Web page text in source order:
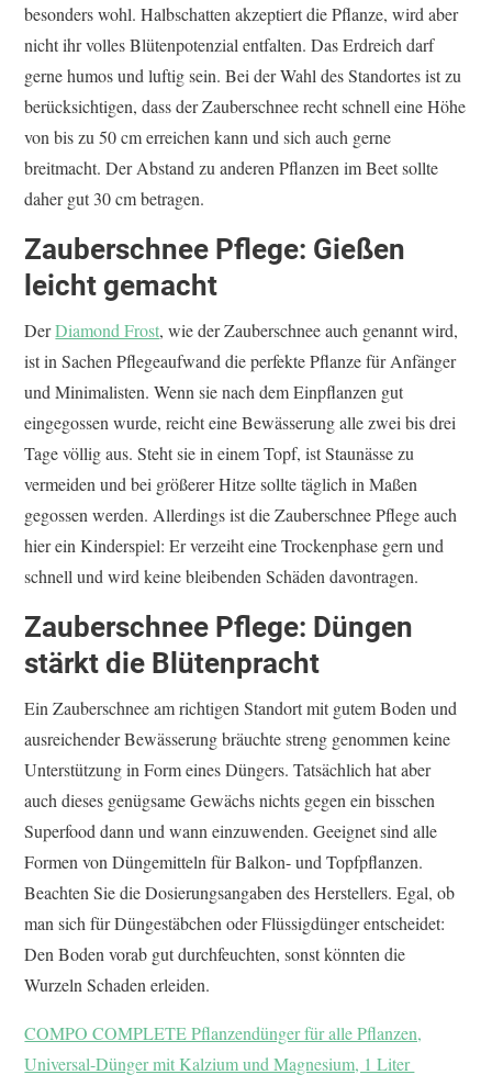
besonders wohl. Halbschatten akzeptiert die Pflanze, wird aber
nicht ihr volles Blütenpotenzial entfalten. Das Erdreich darf
gerne humos und luftig sein. Bei der Wahl des Standortes ist zu
berücksichtigen, dass der Zauberschnee recht schnell eine Höhe
von bis zu 50 cm erreichen kann und sich auch gerne
breitmacht. Der Abstand zu anderen Pflanzen im Beet sollte
daher gut 30 cm betragen.
Zauberschnee Pflege: Gießen
leicht gemacht
DerDiamond Frost, wie der Zauberschnee auch genannt wird,
ist in Sachen Pflegeaufwand die perfekte Pflanze für Anfänger
und Minimalisten. Wenn sie nach dem Einpflanzen gut
eingegossen wurde, reicht eine Bewässerung alle zwei bis drei
Tage völlig aus. Steht sie in einem Topf, ist Staunässe zu
vermeiden und bei größerer Hitze sollte täglich in Maßen
gegossen werden. Allerdings ist die Zauberschnee Pflege auch
hier ein Kinderspiel: Er verzeiht eine Trockenphase gern und
schnell und wird keine bleibenden Schäden davontragen.
Zauberschnee Pflege: Düngen
stärkt die Blütenpracht
Ein Zauberschnee am richtigen Standort mit gutem Boden und
ausreichender Bewässerung bräuchte streng genommen keine
Unterstützung in Form eines Düngers. Tatsächlich hat aber
auch dieses genügsame Gewächs nichts gegen ein bisschen
Superfood dann und wann einzuwenden. Geeignet sind alle
Formen von Düngemitteln für Balkon- und Topfpflanzen.
Beachten Sie die Dosierungsangaben des Herstellers. Egal, ob
man sich für Düngestäbchen oder Flüssigdünger entscheidet:
Den Boden vorab gut durchfeuchten, sonst könnten die
Wurzeln Schaden erleiden.
COMPO COMPLETE Pflanzendünger für alle Pflanzen,
Universal-Dünger mit Kalzium und Magnesium, 1 Liter